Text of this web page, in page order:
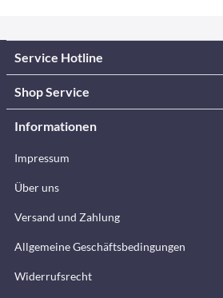
Service Hotline
Shop Service
Informationen
Impressum
Über uns
Versand und Zahlung
Allgemeine Geschäftsbedingungen
Widerrufsrecht